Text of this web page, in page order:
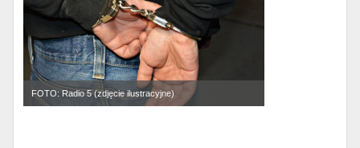
FOTO: Radio 5 (zdjęcie ilustracyjne)